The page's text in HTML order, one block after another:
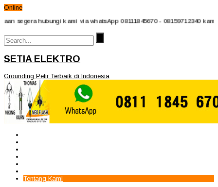
Online
hubungi kami via whatsApp 08111845670 - 08159712340 kami
SETIA ELEKTRO
Grounding Petir Terbaik di Indonesia
Tentang Kami